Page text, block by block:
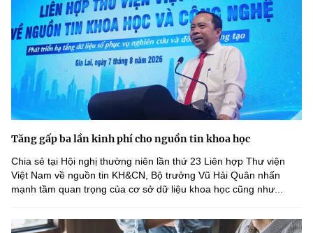
Tăng gấp ba lần kinh phí cho nguồn tin khoa học
Chia sẻ tại Hội nghị thường niên lần thứ 23 Liên hợp Thư viện
Việt Nam về nguồn tin KH&CN, Bộ trưởng Vũ Hải Quân nhấn
mạnh tầm quan trọng của cơ sở dữ liệu khoa học cũng như...